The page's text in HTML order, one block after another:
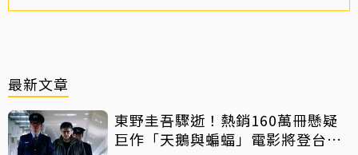
最新文章
東野圭吾驟逝！熱銷160萬冊懸疑
巨作「天鵝與蝙蝠」電影將登台上